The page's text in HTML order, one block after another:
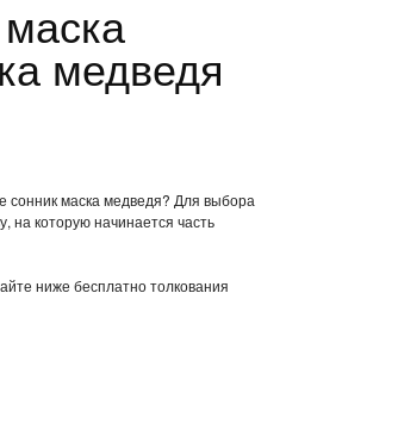
медведя
сонник маска медведя? Для выбора
на которую начинается часть
ниже бесплатно толкования